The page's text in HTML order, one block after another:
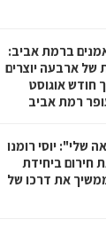
ברמת אביב:
של ארבעה יוצרים
חודש אוגוסט
רמת אביב
שלי": יוסי רומנו
חירום ביחידת
את דרכו של